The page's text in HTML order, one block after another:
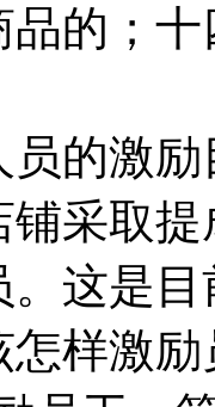
的；
的激励
取提
这是
样激